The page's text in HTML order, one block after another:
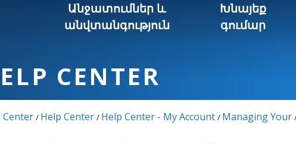
Անջատումներ և
անվտանգություն
Խնայեք
գումար
CENTER
Center / Help Center / Help Center - My Account / Managing Your